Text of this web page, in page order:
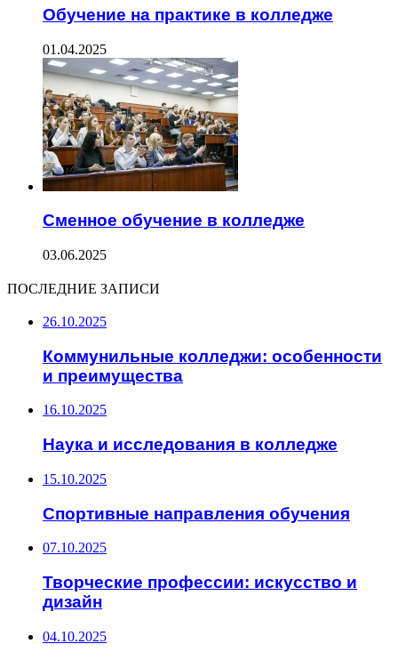
Обучение на практике в колледже
01.04.2025
Сменное обучение в колледже
03.06.2025
ПОСЛЕДНИЕ ЗАПИСИ
26.10.2025
Коммунильные колледжи: особенности
и преимущества
16.10.2025
Наука и исследования в колледже
15.10.2025
Спортивные направления обучения
07.10.2025
Творческие профессии: искусство и
дизайн
04.10.2025